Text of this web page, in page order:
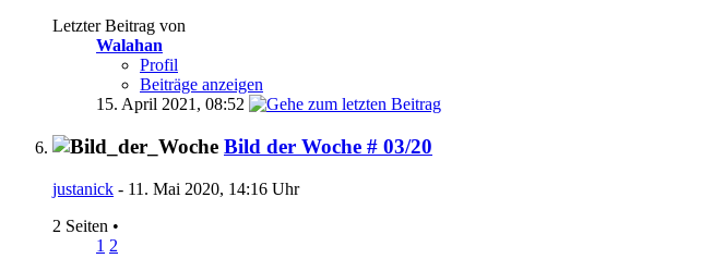
Letzter Beitrag von
Walahan
Profil
Beiträge anzeigen
15. April 2021, 08:52
Bild der Woche # 03/20
justanick - 11. Mai 2020, 14:16 Uhr
2 Seiten •
1 2